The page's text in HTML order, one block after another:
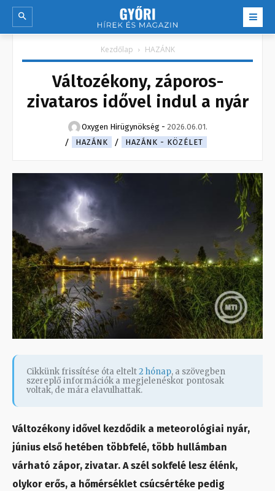
Kezdőlap HAZÁNK
Változékony, záporos-
zivataros idővel indul a nyár
Oxygen Hirügynökség - 2026.06.01.
HAZÁNK
HAZÁNK - KÖZÉLET
Cikkünk frissítése óta eltelt2 hónap, a szövegben
szereplő információk a megjelenéskor pontosak
voltak, de mára elavulhattak.
Változékony idővel kezdődik a meteorológiai nyár,
június első hetében többfelé, több hullámban
várható zápor, zivatar. A szél sokfelé lesz élénk,
olykor erős, a hőmérséklet csúcsértéke pedig